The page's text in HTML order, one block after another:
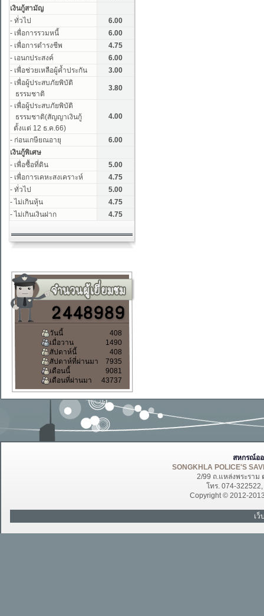
วันนี้
408
เมื่อวาน
1490
สัปดาห์นี้
408
สัปดาห์ที่ผ่านมา
7935
เดือนนี้
9081
เดือนที่ผ่านมา
43737
สหกรณ์อ
SONGKHLA POLICE'S
2/99 ถ.แหล่งพระราม
โทร. 074-
Copyright © 2012-
เ